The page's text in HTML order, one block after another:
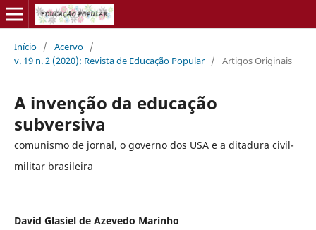
Início / Acervo /
v. 19 n. 2 (2020): Revista de Educação Popular / Artigos Originais
A invenção da educação
subversiva
comunismo de jornal, o governo dos USA e a ditadura civil-
militar brasileira
David Glasiel de Azevedo Marinho